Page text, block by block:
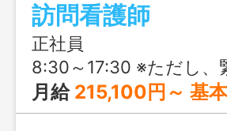
す。地域医療に貢献した
訪問看護師
正社員
8:30～17:30 ※ただし、
月給 215,100円～ 基本給 207,100円～＋諸手当8,000円 【給与モデル